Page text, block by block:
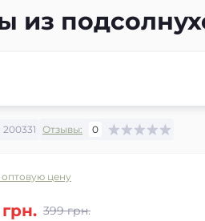
из
200331 Отзывы: 0
оптовую цену
399 грн.